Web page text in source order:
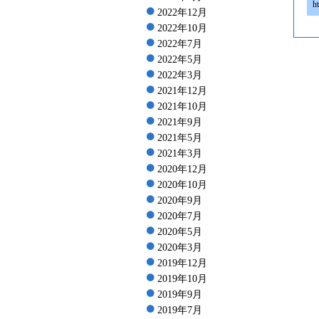
2022年12月
2022年10月
2022年7月
2022年5月
2022年3月
2021年12月
2021年10月
2021年9月
2021年5月
2021年3月
2020年12月
2020年10月
2020年9月
2020年7月
2020年5月
2020年3月
2019年12月
2019年10月
2019年9月
2019年7月